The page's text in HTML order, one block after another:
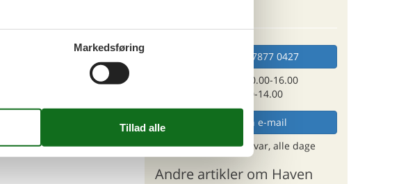
Ring (+45) 7877 0427
Man. - fre. 10.00-16.00
Lør. 10.00-14.00
Send en e-mail
og få et hurtigt svar, alle dage
Andre artikler om Haven
Markedsføring